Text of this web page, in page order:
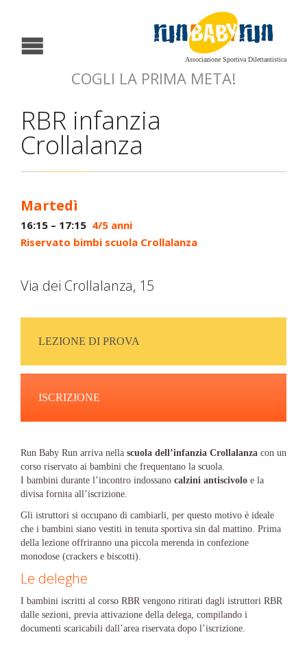
Associazione Sportiva Dilettantistica
COGLI LA PRIMA META!
RBR infanzia
Crollalanza
Martedì
16:15 – 17:15 4/5 anni
Riservato bimbi scuola Crollalanza
Via dei Crollalanza, 15
LEZIONE DI PROVA
ISCRIZIONE
Run Baby Run arriva nella scuola dell’infanzia Crollalanza con un
corso riservato ai bambini che frequentano la scuola.
I bambini durante l’incontro indossano calzini antiscivolo e la
divisa fornita all’iscrizione.
Gli istruttori si occupano di cambiarli, per questo motivo è ideale
che i bambini siano vestiti in tenuta sportiva sin dal mattino. Prima
della lezione offriranno una piccola merenda in confezione
monodose (crackers e biscotti).
Le deleghe
I bambini iscritti al corso RBR vengono ritirati dagli istruttori RBR
dalle sezioni, previa attivazione della delega, compilando i
documenti scaricabili dall’area riservata dopo l’iscrizione.